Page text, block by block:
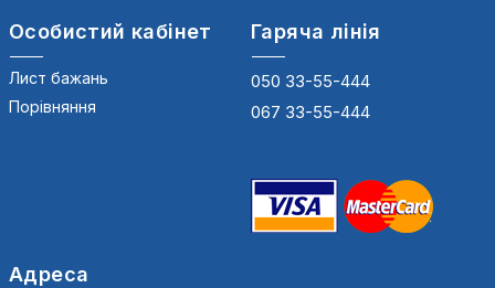
Особистий кабінет
Лист бажань
Порівняння
Гаряча лінія
050 33-55-444
067 33-55-444
Адреса